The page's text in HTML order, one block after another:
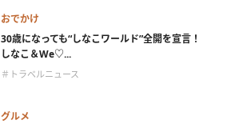
おでかけ
30歳になっても“しなこワールド”全開を宣言！
しなこ＆We♡...
＃トラベルニュース
グルメ